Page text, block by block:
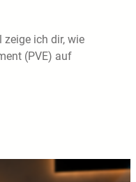
zeige ich dir, wie
(PVE) auf